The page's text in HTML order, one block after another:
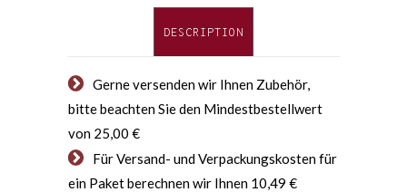
DESCRIPTION
Gerne versenden wir Ihnen Zubehör,
bitte beachten Sie den Mindestbestellwert
von 25,00 €
Für Versand- und Verpackungskosten für
ein Paket berechnen wir Ihnen 10,49 €